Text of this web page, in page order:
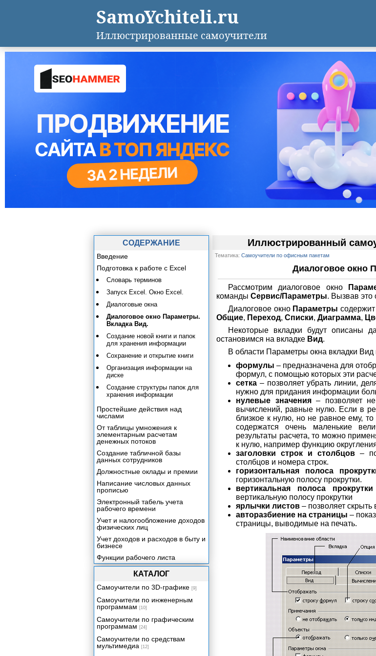
Иллюстрированный
Тематика: Самоучители по офисным пакетам
Диалоговое окно
Рассмотрим диалоговое окно
команды Сервис/Параметры. Вызвав это
Диалоговое окно Параметры
Общие, Переход, Списки, Диаграмма,
Некоторые вкладки будут описаны
остановимся на вкладке Вид.
В области Параметры окна вкладки Вид
формулы – предназначена для
формул, с помощью которых эти
сетка – позволяет убрать линии,
нужно для придания информации
нулевые значения– позволяет не
вычислений, равные нулю. Если в
близкое к нулю, но не равное ему,
содержатся очень маленькие
результаты расчета, то можно
к нулю, например функцию
заголовки строк и столбцов –
столбцов и номера строк.
горизонтальная полоса
горизонтальную полосу прокрутки.
вертикальная полоса прокрутки
вертикальную полосу прокрутки
ярлычки листов – позволяет скрыть
авторазбиение на страницы –
страницы, выводимые на печать.
СОДЕРЖАНИЕ
Введение
Подготовка к работе с Excel
Словарь терминов
Запуск Excel. Окно Excel.
Диалоговые окна
Диалоговое окно Параметры.
Вкладка Вид.
Создание новой книги и папок
для хранения информации
Сохранение и открытие книги
Организация информации на
диске
Создание структуры папок для
хранения информации
Простейшие действия над
числами
От таблицы умножения к
элементарным расчетам
денежных потоков
Создание табличной базы
данных сотрудников
Должностные оклады и премии
Написание числовых данных
прописью
Электронный табель учета
рабочего времени
Учет и налогообложение доходов
физических лиц
Учет доходов и расходов в быту и
бизнесе
Функции рабочего листа
КАТАЛОГ
Самоучители по 3D-графике [9]
Самоучители по инженерным
программам [10]
Самоучители по графическим
программам [24]
Самоучители по средствам
мультимедиа [12]
SamoYchiteli.ru
Иллюстрированные самоучители